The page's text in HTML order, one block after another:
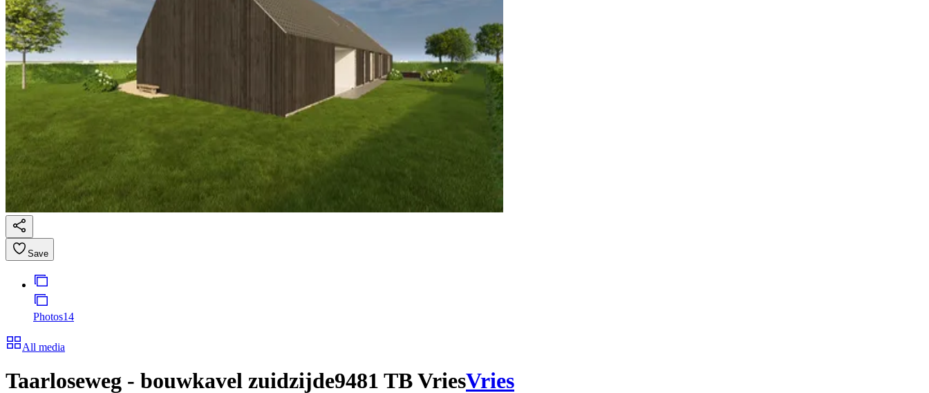
Save
Photos14
All media
Taarloseweg - bouwkavel zuidzijde9481 TB VriesVries